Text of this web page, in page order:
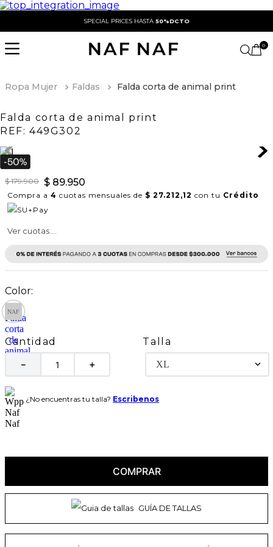
SPECIAL PRICES HASTA 50%DCTO
0
Ropa Mujer Faldas Falda corta de animal print
Falda corta de animal print
REF: 449G302
$ 179.900 $ 89.950
Compra a 4 cuotas mensuales de $ 27.212,12 con tu Crédito
Ver cuotas ...
Cantidad
＋
－
Talla
XL
¿No encuentras tu talla? Escribenos
COMPRAR
GUÍA DE TALLAS